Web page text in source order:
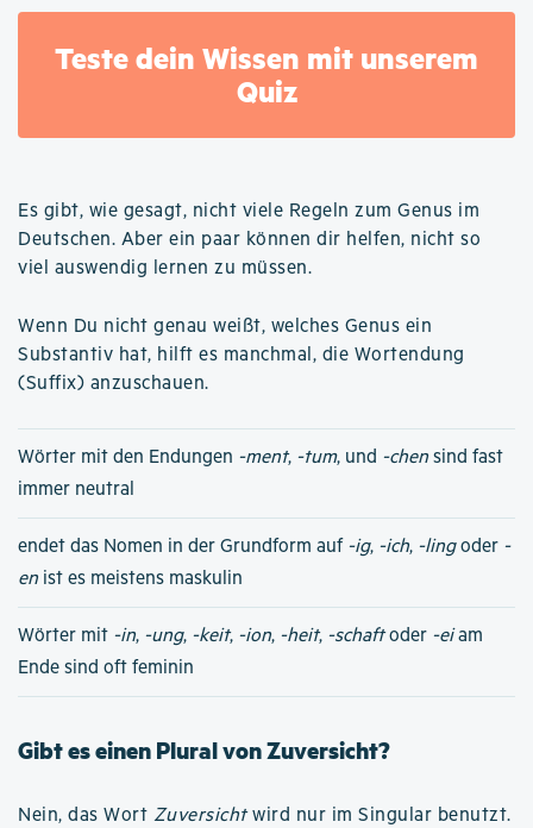
Teste dein Wissen mit unserem
Quiz
Es gibt, wie gesagt, nicht viele Regeln zum Genus im
Deutschen. Aber ein paar können dir helfen, nicht so
viel auswendig lernen zu müssen.
Wenn Du nicht genau weißt, welches Genus ein
Substantiv hat, hilft es manchmal, die Wortendung
(Suffix) anzuschauen.
Wörter mit den Endungen -ment, -tum, und -chen sind fast
immer neutral
endet das Nomen in der Grundform auf -ig, -ich, -lingoder -
en ist es meistens maskulin
Wörter mit -in, -ung, -keit, -ion, -heit, -schaftoder -eiam
Ende sind oft feminin
Gibt es einen Plural von Zuversicht?
Nein, das Wort Zuversichtwird nur im Singular benutzt.